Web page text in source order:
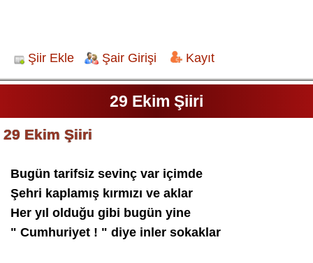
Şiir Ekle Şair Girişi Kayıt
29 Ekim Şiiri
29 Ekim Şiiri
Bugün tarifsiz sevinç var içimde
Şehri kaplamış kırmızı ve aklar
Her yıl olduğu gibi bugün yine
" Cumhuriyet ! " diye inler sokaklar